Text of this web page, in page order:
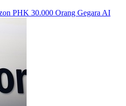
PHK 30.000 Orang Gegara AI